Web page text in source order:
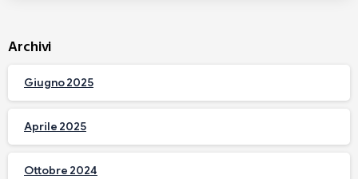
Archivi
Giugno 2025
Aprile 2025
Ottobre 2024